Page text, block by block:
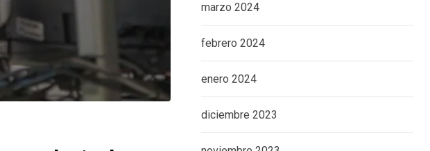
marzo 2024
febrero 2024
enero 2024
diciembre 2023